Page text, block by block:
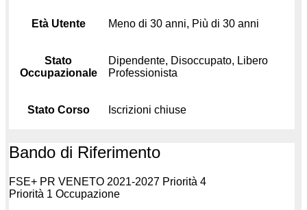
Età Utente Meno di 30 anni, Più di 30 anni
Stato
Occupazionale
Dipendente, Disoccupato, Libero
Professionista
Stato Corso Iscrizioni chiuse
Bando di Riferimento
FSE+ PR VENETO 2021-2027 Priorità 4
Priorità 1 Occupazione